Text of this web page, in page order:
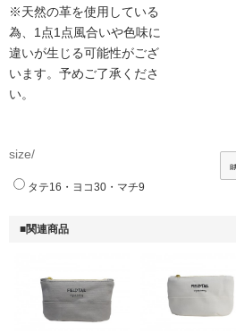
※天然の革を使用している
為、1点1点風合いや色味に
違いが生じる可能性がござ
います。予めご了承くださ
い。
size/
タテ16・ヨコ30・マチ9
■関連商品